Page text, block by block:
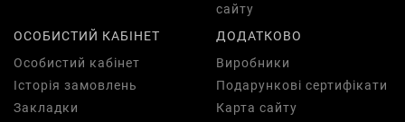
сайту
ОСОБИСТИЙ КАБІНЕТ
Особистий кабінет
Історія замовлень
Закладки
ДОДАТКОВО
Виробники
Подарункові сертифікати
Карта сайту